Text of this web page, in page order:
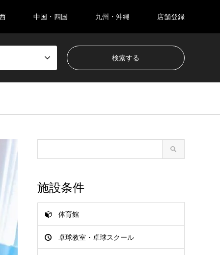
中国・四国 九州・沖縄 店舗登録
施設条件
体育館
卓球教室・卓球スクール